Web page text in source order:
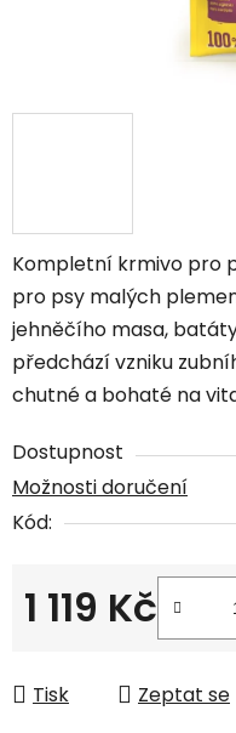
Kompletní krmivo pro
pro psy malých
jehněčího masa,
předchází vzniku
chutné a bohaté na
Dostupnost
Možnosti doručení
Kód:
1 119 Kč
Tisk Zeptat se